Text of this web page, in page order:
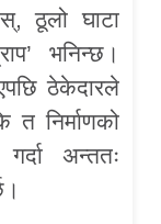
ठूलो घाटा
भनिन्छ।
ठेकेदारले
त निर्माणको
अन्ततः